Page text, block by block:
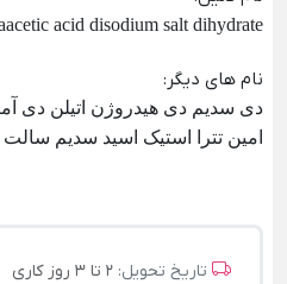
acid disodium salt dihydrate
نام های دیگر :
دی سدیم دی هیدروژن اتیلن دی
امین تترا استیک اسید سدیم سالت 2 سدیم
تاریخ تحویل: 2 تا 3 روز کاری